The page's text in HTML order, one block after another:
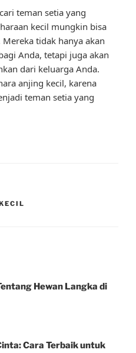
teman setia yang
kecil mungkin bisa
tidak hanya akan
Anda, tetapi juga akan
dari keluarga Anda.
anjing kecil, karena
teman setia yang
Hewan Langka di
Cara Terbaik untuk